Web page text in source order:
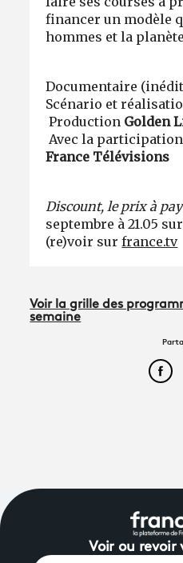
financer un modèle
hommes et la
Documentaire
Scénario et
Production Golden
Avec la
France Télévisions
Discount, le prix à
septembre à 21.05
(re)voir surfrance.tv
Voir la grille des
semaine
Voir ou revoir